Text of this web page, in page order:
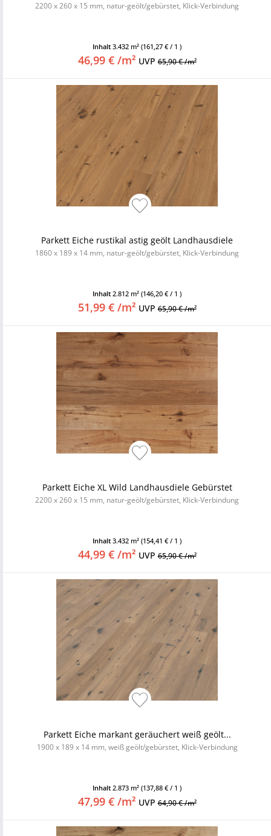
2200 x 260 x 15 mm, natur-geölt/gebürstet, Klick-Verbindung
Inhalt 3.432 m² (161,27 € / 1 )
46,99 € /m² UVP65,90 € /m²
Parkett Eiche rustikal astig geölt Landhausdiele
1860 x 189 x 14 mm, natur-geölt/gebürstet, Klick-Verbindung
Inhalt 2.812 m² (146,20 € / 1 )
51,99 € /m² UVP65,90 € /m²
Parkett Eiche XL Wild Landhausdiele Gebürstet
2200 x 260 x 15 mm, natur-geölt/gebürstet, Klick-Verbindung
Inhalt 3.432 m² (154,41 € / 1 )
44,99 € /m² UVP65,90 € /m²
Parkett Eiche markant geräuchert weiß geölt...
1900 x 189 x 14 mm, weiß geölt/gebürstet, Klick-Verbindung
Inhalt 2.873 m² (137,88 € / 1 )
47,99 € /m² UVP64,90 € /m²